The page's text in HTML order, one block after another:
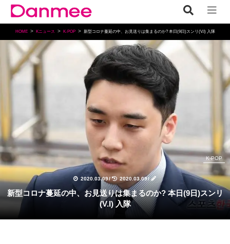
HOME Kニュース K-POP 新型コロナ蔓延の中、お見送りは集まるのか? 本日(9日)スンリ(V.I) 入隊
2020.03.09/ 2020.03.09/
K-POP
新型コロナ蔓延の中、お見送りは集まるのか? 本日(9日)スンリ
(V.I) 入隊